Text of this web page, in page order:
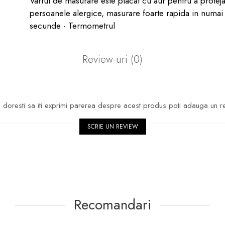
persoanele alergice, masurare foarte rapida in numai
secunde - Termometrul
Review-uri (0)
doresti sa iti exprimi parerea despre acest produs poti adauga un
SCRIE UN REVIEW
Recomandari